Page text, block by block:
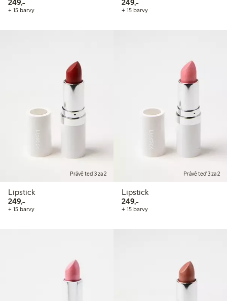
249,-
+ 15 barvy
249,-
+ 15 barvy
Právě teď 3 za 2
Lipstick
249,-249,00 Kč
+ 15 barvy
Právě teď 3 za 2
Lipstick
249,-249,00 Kč
+ 15 barvy